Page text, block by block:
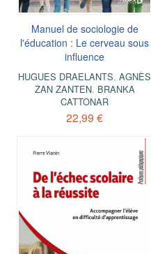
Manuel de sociologie de
l'éducation : Le cerveau sous
influence
HUGUES DRAELANTS,AGNÈS
ZAN ZANTEN, BRANKA
CATTONAR
22,99 €